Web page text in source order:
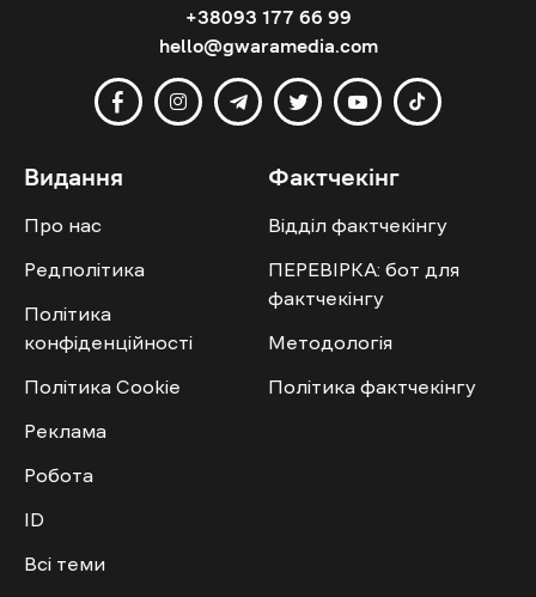
+38093 177 66 99
hello@gwaramedia.com
Видання
Про нас
Редполітика
Політика
конфіденційності
Політика Cookie
Реклама
Робота
ID
Всі теми
Фактчекінг
Відділ фактчекінгу
ПЕРЕВІРКА: бот для
фактчекінгу
Методологія
Політика фактчекінгу